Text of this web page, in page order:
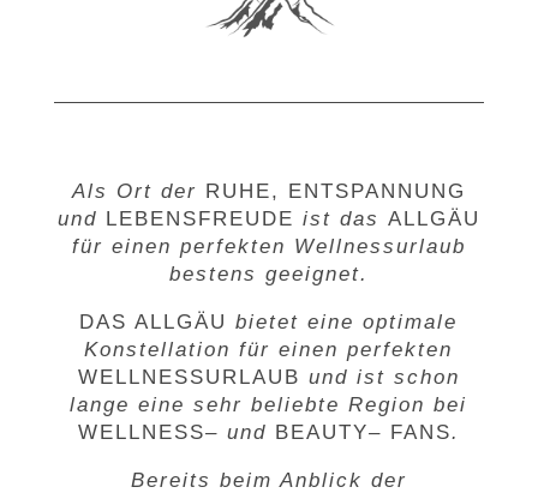
Als Ort der RUHE, ENTSPANNUNG
und LEBENSFREUDE ist das ALLGÄU
für einen perfekten Wellnessurlaub
bestens geeignet.
DAS ALLGÄU bietet eine optimale
Konstellation für einen perfekten
WELLNESSURLAUB und ist schon
lange eine sehr beliebte Region bei
WELLNESS– und BEAUTY– FANS.
Bereits beim Anblick der